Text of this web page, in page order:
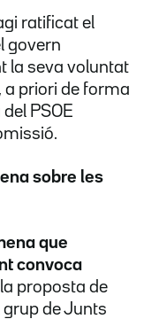
ratificat el
govern
la seva voluntat
a priori de forma
PSOE
sobre les
que
convoca
proposta de
de Junts